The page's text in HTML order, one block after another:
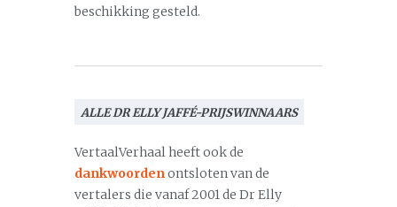
beschikking gesteld.
ALLE DR ELLY JAFFÉ-PRIJSWINNAARS
VertaalVerhaal heeft ook de
dankwoordenontsloten van de
vertalers die vanaf 2001 de Dr Elly